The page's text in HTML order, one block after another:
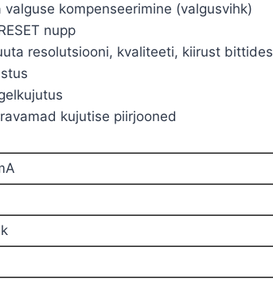
valguse kompenseerimine (valgusvihk)
nupp
resolutsiooni, kvaliteeti, kiirust bittides
kujutise piirjooned